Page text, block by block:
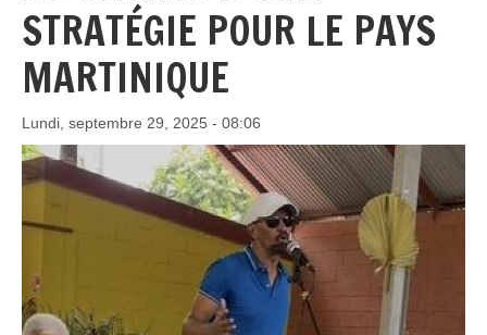
STRATÉGIE POUR LE PAYS
MARTINIQUE
Lundi, septembre 29, 2025 - 08:06